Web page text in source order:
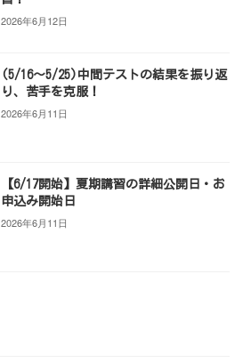
2026年6月12日
(5/16～5/25)中間テストの結果を振り返
り、苦手を克服！
2026年6月11日
【6/17開始】夏期講習の詳細公開日・お
申込み開始日
2026年6月11日